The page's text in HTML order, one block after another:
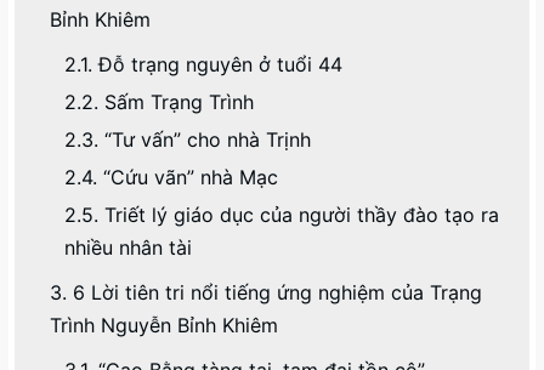
Bỉnh Khiêm
2.1. Đỗ trạng nguyên ở tuổi 44
2.2. Sấm Trạng Trình
2.3. “Tư vấn” cho nhà Trịnh
2.4. “Cứu vãn” nhà Mạc
2.5. Triết lý giáo dục của người thầy đào tạo ra
nhiều nhân tài
3. 6 Lời tiên tri nổi tiếng ứng nghiệm của Trạng
Trình Nguyễn Bỉnh Khiêm